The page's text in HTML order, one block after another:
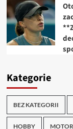
Kategorie
BEZ KATEGORII
HOBBY